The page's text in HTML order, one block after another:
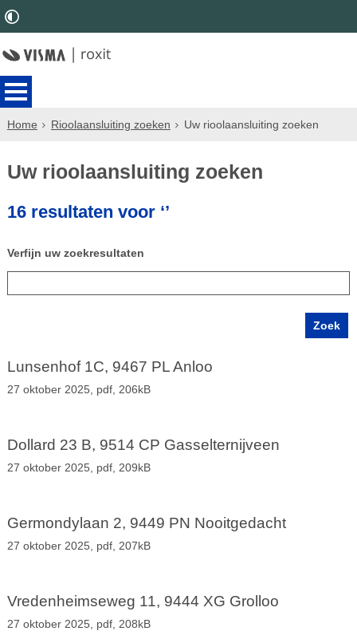
Home Rioolaansluiting zoeken Uw rioolaansluiting zoeken
Uw rioolaansluiting zoeken
16 resultaten voor ‘’
Verfijn uw zoekresultaten
Lunsenhof 1C, 9467 PL Anloo
27 oktober 2025, pdf, 206kB
Dollard 23 B, 9514 CP Gasselternijveen
27 oktober 2025, pdf, 209kB
Germondylaan 2, 9449 PN Nooitgedacht
27 oktober 2025, pdf, 207kB
Vredenheimseweg 11, 9444 XG Grolloo
27 oktober 2025, pdf, 208kB